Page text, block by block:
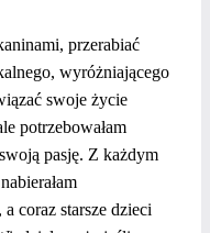
przerabiać
wyróżniającego
swoje życie
potrzebowałam
pasję. Z każdym
coraz starsze dzieci